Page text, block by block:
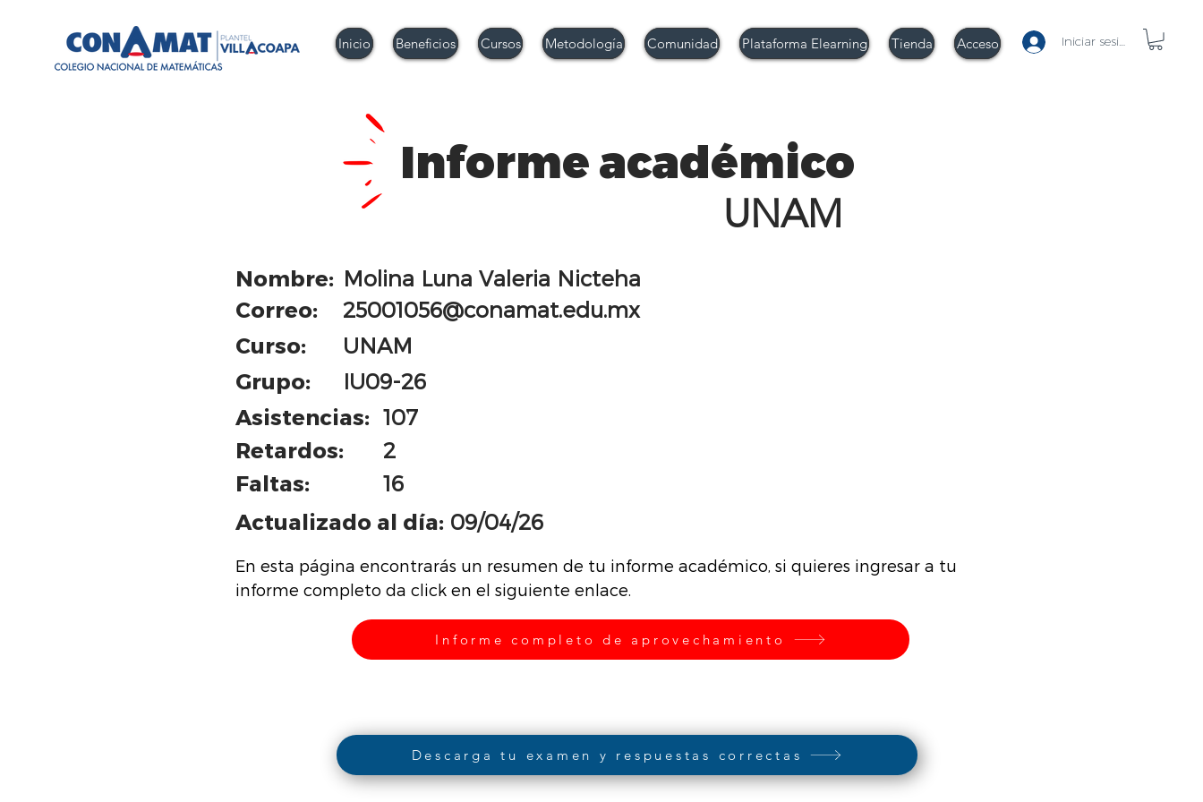
Inicio Beneficios Cursos Metodología Comunidad Plataforma Elearning Tienda Acceso Iniciar sesión
Informe académico
UNAM
Nombre: Molina Luna Valeria Nicteha
Correo:
25001056@conamat.edu.mx
Curso:
UNAM
Grupo:
IU09-26
Asistencias: 107
Retardos:
2
Faltas:
16
Actualizado al día: 09/04/26
En esta página encontrarás un resumen de tu informe académico, si quieres ingresar a tu
informe completo da click en el siguiente enlace.
Informe completo de aprovechamiento
Descarga tu examen y respuestas correctas